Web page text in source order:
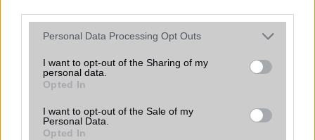
Please note that this website/app uses one or more Google
not limited to your visit or usage behaviour. You may click to
grant or deny consent to Google and its third-party tags to
use your data for below specified purposes in below Google
consent section.
Personal Data Processing Opt Outs
I want to opt-out of the Sharing of my
personal data.
Opted In
I want to opt-out of the Sale of my
Personal Data.
Opted In
SIM-ek száma 2
Flight mode Van
Terület
Funkciók HDR10+
Brand